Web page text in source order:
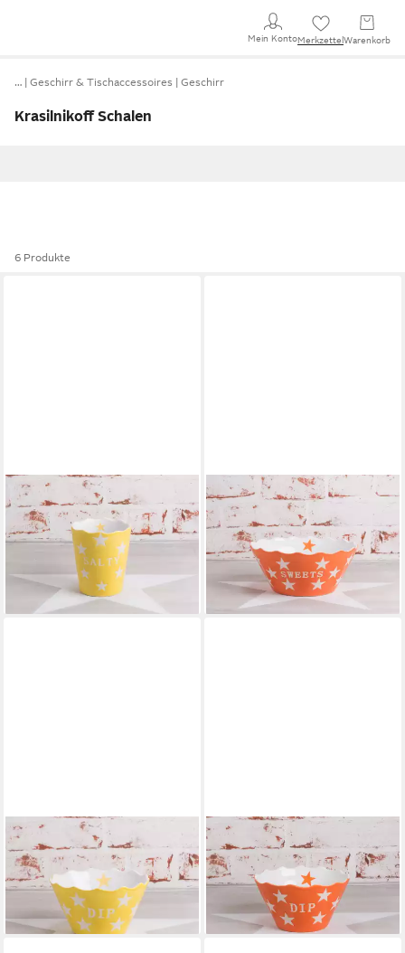
Mein KontoMerkzettel Warenkorb
… Geschirr & Tischaccessoires Geschirr
Krasilnikoff Schalen
6 Produkte
KRASILNIKOFF
Schale Krasilnikoff
Salzstangen Becher SALTY
Gelb mit Sternen
9,95 €
lieferbar - in 3-4 Werktagen bei dir
KRASILNIKOFF
Schale Krasilnikoff SWEETS
Schale ORANGE mit weißen
Sternen
18,75 €
lieferbar - in 3-4 Werktagen bei dir
KRASILNIKOFF
Schale Krasilnikoff DIP Schale
GELB mit weißen Sternen
15,95 €
lieferbar - in 3-4 Werktagen bei dir
KRASILNIKOFF
Schale Krasilnikoff DIP Schale
ORANGE mit weißen Sternen
15,95 €
lieferbar - in 3-4 Werktagen bei dir